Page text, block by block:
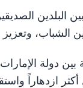
البلدين
الشباب، وتعزيز
دولة
ازدهاراً